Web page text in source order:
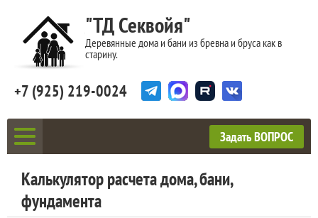
"ТД Секвойя"
Деревянные дома и бани из бревна и бруса как в
старину.
+7 (925) 219-0024
Задать ВОПРОС
Калькулятор расчета дома, бани,
фундамента